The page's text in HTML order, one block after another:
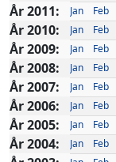
År 2011: Jan Feb
År 2010: Jan Feb
År 2009: Jan Feb
År 2008: Jan Feb
År 2007: Jan Feb
År 2006: Jan Feb
År 2005: Jan Feb
År 2004: Jan Feb